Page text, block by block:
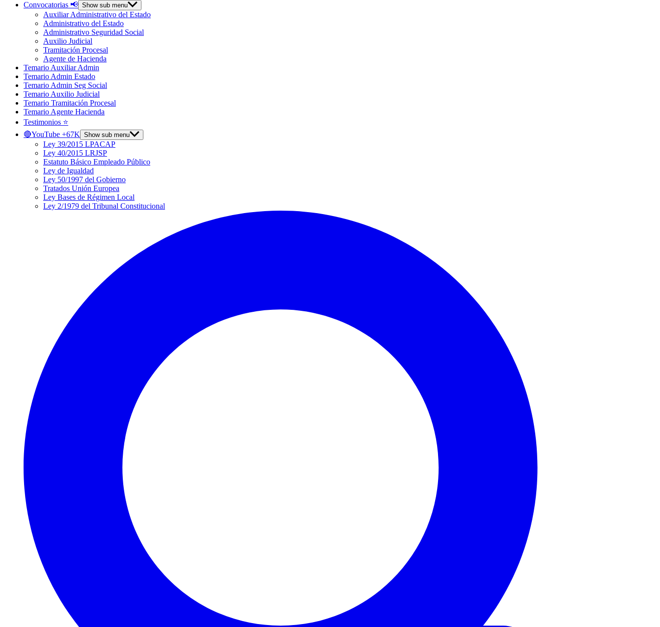
Convocatorias 📢 Show sub menu
Auxiliar Administrativo del Estado
Administrativo del Estado
Administrativo Seguridad Social
Auxilio Judicial
Tramitación Procesal
Agente de Hacienda
Temario Auxiliar Admin
Temario Admin Estado
Temario Admin Seg Social
Temario Auxilio Judicial
Temario Tramitación Procesal
Temario Agente Hacienda
Testimonios ⭐️
🔴YouTube +67K Show sub menu
Ley 39/2015 LPACAP
Ley 40/2015 LRJSP
Estatuto Básico Empleado Público
Ley de Igualdad
Ley 50/1997 del Gobierno
Tratados Unión Europea
Ley Bases de Régimen Local
Ley 2/1979 del Tribunal Constitucional